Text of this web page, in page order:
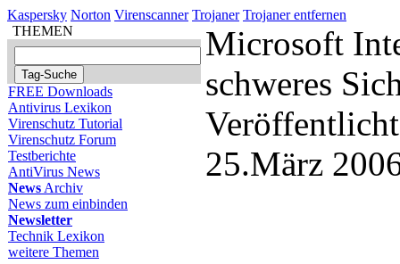
Kaspersky Norton Virenscanner Trojaner Trojaner entfernen
THEMEN
FREE Downloads
Antivirus Lexikon
Virenschutz Tutorial
Virenschutz Forum
Testberichte
AntiVirus News
News Archiv
News zum einbinden
Newsletter
Technik Lexikon
weitere Themen
Microsoft
schweres
25.März